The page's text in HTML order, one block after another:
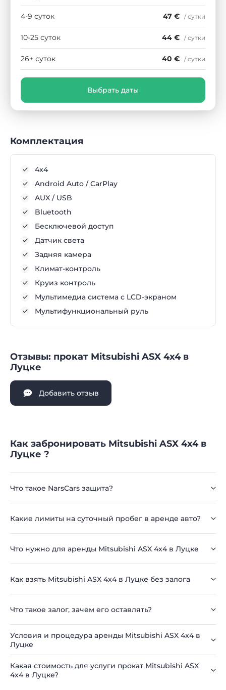
4-9 суток 47 € / сутки
10-25 суток 44 € / сутки
26+ суток 40 € / сутки
Выбрать даты
Комплектация
4x4
Android Auto / CarPlay
AUX / USB
Bluetooth
Бесключевой доступ
Датчик света
Задняя камера
Климат-контроль
Круиз контроль
Мультимедиа система с LCD-экраном
Мультифункциональный руль
Отзывы: прокат Mitsubishi ASX 4x4 в
Луцке
Добавить отзыв
Как забронировать Mitsubishi ASX 4x4 в
Луцке ?
Что такое NarsCars защита?
Какие лимиты на суточный пробег в аренде авто?
Что нужно для аренды Mitsubishi ASX 4x4 в Луцке
Как взять Mitsubishi ASX 4x4 в Луцке без залога
Что такое залог, зачем его оставлять?
Условия и процедура аренды Mitsubishi ASX 4x4 в
Луцке
Какая стоимость для услуги прокат Mitsubishi ASX
4x4 в Луцке?